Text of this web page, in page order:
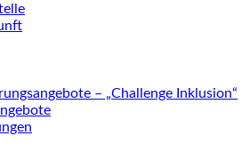
– „Challenge Inklusion“